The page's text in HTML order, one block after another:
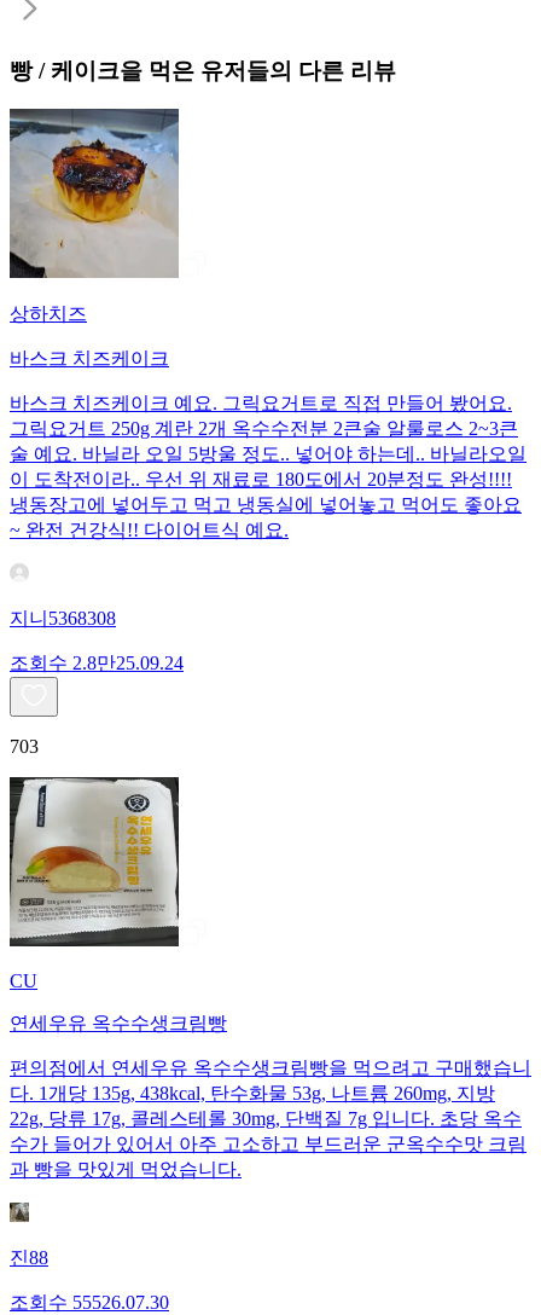
빵 / 케이크을 먹은 유저들의 다른 리뷰
상하치즈
바스크 치즈케이크
바스크 치즈케이크 예요. 그릭요거트로 직접 만들어 봤어요.
그릭요거트 250g 계란 2개 옥수수전분 2큰술 알룰로스 2~3큰
술 예요. 바닐라 오일 5방울 정도.. 넣어야 하는데.. 바닐라오일
이 도착전이라.. 우선 위 재료로 180도에서 20분정도 완성!!!!
냉동장고에 넣어두고 먹고 냉동실에 넣어놓고 먹어도 좋아요
~ 완전 건강식!! 다이어트식 예요.
지니5368308
조회수 2.8만25.09.24
703
CU
연세우유 옥수수생크림빵
편의점에서 연세우유 옥수수생크림빵을 먹으려고 구매했습니
다. 1개당 135g, 438kcal, 탄수화물 53g, 나트륨 260mg, 지방
22g, 당류 17g, 콜레스테롤 30mg, 단백질 7g 입니다. 초당 옥수
수가 들어가 있어서 아주 고소하고 부드러운 군옥수수맛 크림
과 빵을 맛있게 먹었습니다.
진88
조회수 55526.07.30